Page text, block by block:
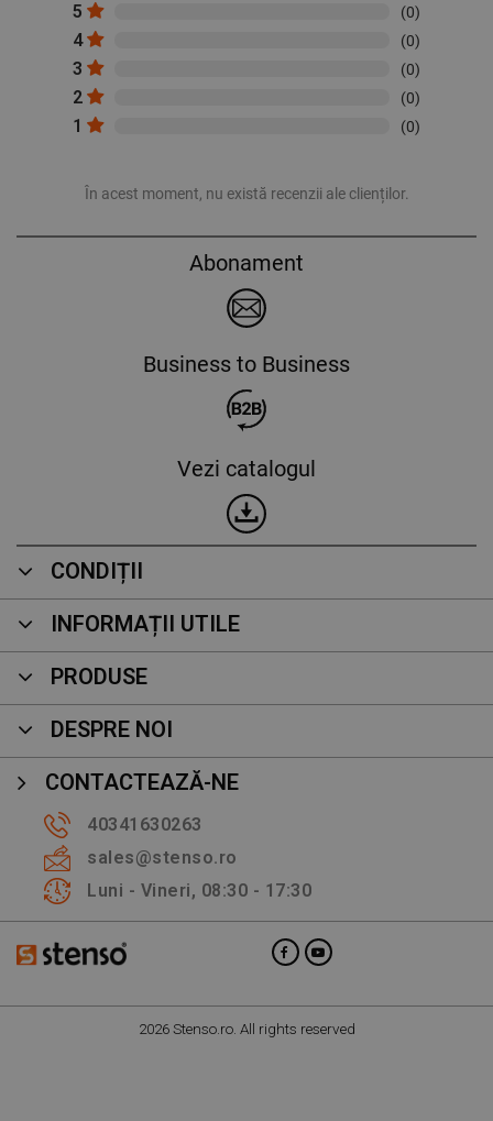
5 (0)
4 (0)
3 (0)
2 (0)
1 (0)
În acest moment, nu există recenzii ale clienților.
Abonament
Business to Business
Vezi catalogul
CONDIȚII
INFORMAȚII UTILE
PRODUSE
DESPRE NOI
CONTACTEAZĂ-NE
40341630263
sales@stenso.ro
Luni - Vineri, 08:30 - 17:30
2026 Stenso.ro. All rights reserved